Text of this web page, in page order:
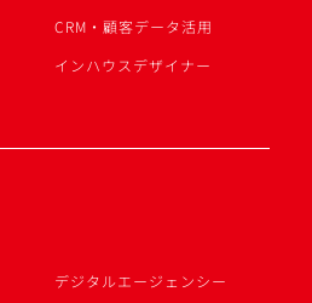
CRM・顧客データ活用
インハウスデザイナー
デジタルエージェンシー